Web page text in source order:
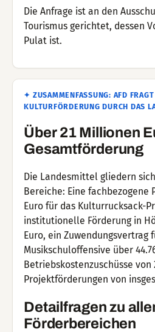
Die Anfrage ist an den
Tourismus gerichtet, dessen
Pulat ist.
✦ ZUSAMMENFASSUNG: AFD
KULTURFÖRDERUNG DURCH DAS
Über 21 Millionen
Gesamtförderung
Die Landesmittel gliedern
Bereiche: Eine fachbezogene
Euro für das Kulturrucksack-
institutionelle Förderung in
Euro, ein Zuwendungsvertrag
Musikschuloffensive über
Betriebskostenzuschüsse von
Projektförderungen von
Detailfragen zu
Förderbereichen